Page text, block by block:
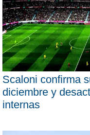
Scaloni confirma
diciembre y
internas